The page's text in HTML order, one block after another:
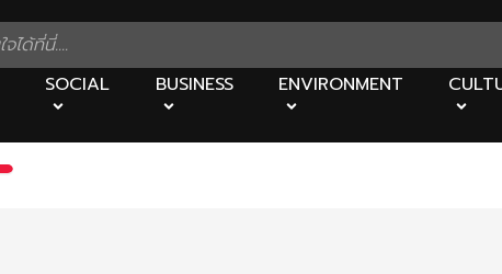
SOCIAL BUSINESS ENVIRONMENT